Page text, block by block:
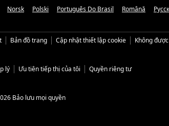
Norsk Polski Português Do Brasil Română
Bản đồ trang Cập nhật thiết lập cookie Không
lý Ưu tiên tiếp thị của tôi Quyền riêng tư
Bảo lưu mọi quyền